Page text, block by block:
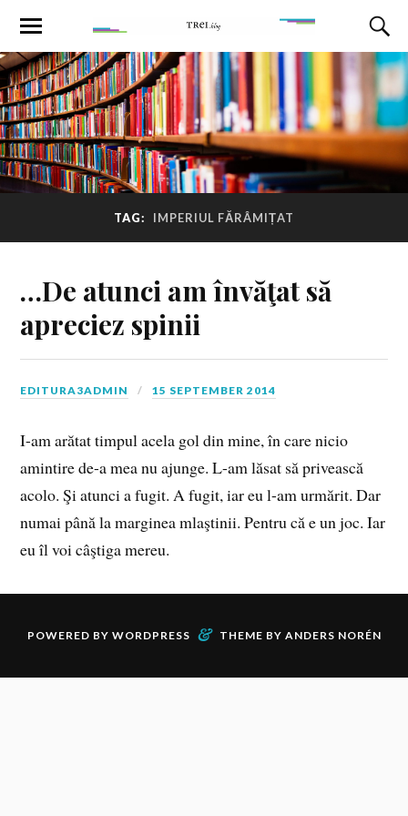
TAG: IMPERIUL FĂRÂMIȚAT
…De atunci am învăţat să
apreciez spinii
EDITURA3ADMIN 15 SEPTEMBER 2014
I-am arătat timpul acela gol din mine, în care nicio
amintire de-a mea nu ajunge. L-am lăsat să privească
acolo. Şi atunci a fugit. A fugit, iar eu l-am urmărit. Dar
numai până la marginea mlaştinii. Pentru că e un joc. Iar
eu îl voi câştiga mereu.
POWERED BY WORDPRESS & THEME BY ANDERS NORÉN